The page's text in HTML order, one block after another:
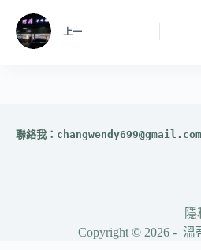
上一
聯絡我： changwendy699@gmail.com
隱
Copyright © 2026 - 溫